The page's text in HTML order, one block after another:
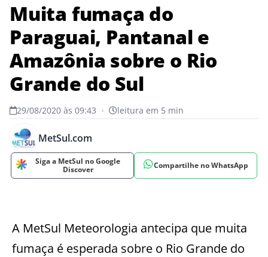
Muita fumaça do
Paraguai, Pantanal e
Amazônia sobre o Rio
Grande do Sul
29/08/2020 às 09:43 • leitura em 5 min
MetSul.com
Siga a MetSul no Google
Discover
Compartilhe no WhatsApp
A MetSul Meteorologia antecipa que muita
fumaça é esperada sobre o Rio Grande do